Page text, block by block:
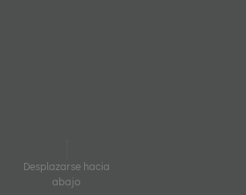
Desplazarse hacia
abajo